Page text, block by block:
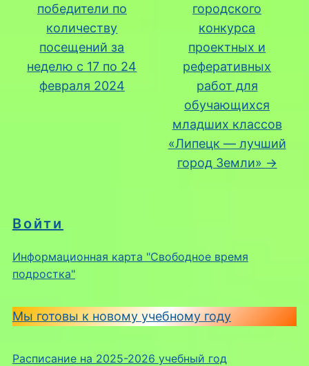
Войти
Информационная карта "Свободное время
подростка"
Мы готовы к новому учебному году
Расписание на 2025-2026 учебный год
победители по
количеству
посещений за
неделю с 17 по 24
февраля 2024
городского
конкурса
проектных и
реферативных
работ для
обучающихся
младших классов
«Липецк — лучший
город Земли» →